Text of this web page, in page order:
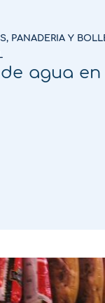
, PANADERIA Y
de agua